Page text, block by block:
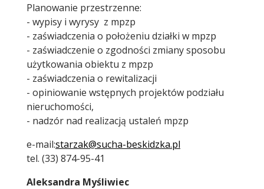
Planowanie przestrzenne:
- wypisy i wyrysy z mpzp
- zaświadczenia o położeniu działki w mpzp
- zaświadczenie o zgodności zmiany sposobu
użytkowania obiektu z mpzp
- zaświadczenia o rewitalizacji
- opiniowanie wstępnych projektów podziału
nieruchomości,
- nadzór nad realizacją ustaleń mpzp
e-mail:starzak@sucha-beskidzka.pl
tel. (33) 874-95-41
Aleksandra Myśliwiec